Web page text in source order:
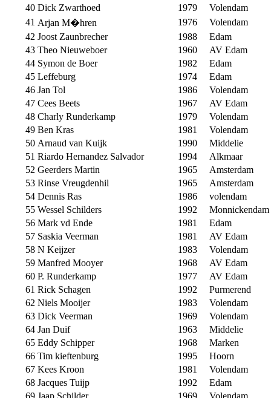
40 Dick Zwarthoed 1979
Volendam
41 Arjan M�hren 1976
Volendam
42 Joost Zaunbrecher 1988
Edam
43 Theo Nieuweboer 1960
AV Edam
44 Symon de Boer 1982
Edam
45 Leffeburg 1974
Edam
46 Jan Tol 1986
Volendam
47 Cees Beets 1967
AV Edam
48 Charly Runderkamp 1979
Volendam
49 Ben Kras 1981
Volendam
50 Arnaud van Kuijk 1990
Middelie
51 Riardo Hernandez Salvador 1994
Alkmaar
52 Geerders Martin 1965
Amsterdam
53 Rinse Vreugdenhil 1965
Amsterdam
54 Dennis Ras 1986
volendam
55 Wessel Schilders 1992
Monnickendam
56 Mark vd Ende 1981
Edam
57 Saskia Veerman 1981
AV Edam
58 N Keijzer 1983
Volendam
59 Manfred Mooyer 1968
AV Edam
60 P. Runderkamp 1977
AV Edam
61 Rick Schagen 1992
Purmerend
62 Niels Mooijer 1983
Volendam
63 Dick Veerman 1969
Volendam
64 Jan Duif 1963
Middelie
65 Eddy Schipper 1968
Marken
66 Tim kieftenburg 1995
Hoorn
67 Kees Kroon 1981
Volendam
68 Jacques Tuijp 1992
Edam
69 Jaap Schilder 1969
Volendam